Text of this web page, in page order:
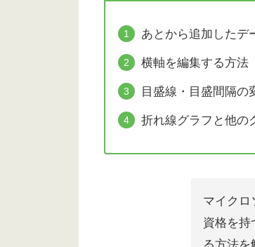
あとから追加したデ
横軸を編集する方法
目盛線・目盛間隔の
折れ線グラフと他の
マイクロ
資格を持